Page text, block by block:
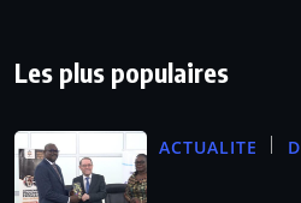
Les plus populaires
ACTUALITE